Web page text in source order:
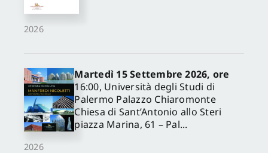
2026
2026
Martedì 15 Settembre 2026, ore
16:00, Università degli Studi di
Palermo Palazzo Chiaromonte
Chiesa di Sant’Antonio allo Steri
piazza Marina, 61 – Pal...